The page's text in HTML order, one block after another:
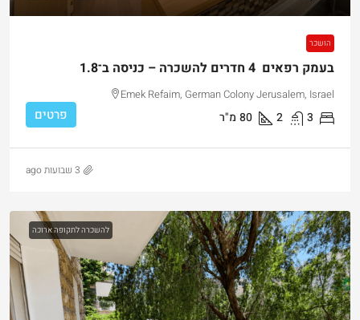
הושכר
בעמק רפאים 4 חדרים להשכרה – כניסה ב־1.8
Emek Refaim, German Colony Jerusalem, Israel
3
2
80 מ"ר פרטים
3 שבועות ago
להשכרה לתקופה ארוכה